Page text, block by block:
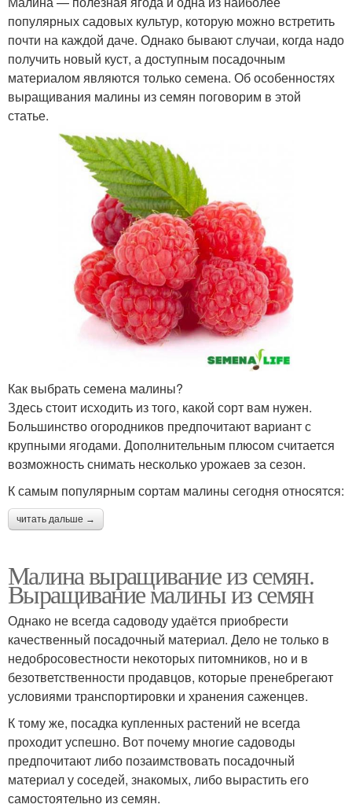
популярных садовых культур, которую можно встретить
почти на каждой даче. Однако бывают случаи, когда надо
получить новый куст, а доступным посадочным
материалом являются только семена. Об особенностях
выращивания малины из семян поговорим в этой
статье.
Как выбрать семена малины?
Здесь стоит исходить из того, какой сорт вам нужен.
Большинство огородников предпочитают вариант с
крупными ягодами. Дополнительным плюсом считается
возможность снимать несколько урожаев за сезон.
К самым популярным сортам малины сегодня относятся:
читать дальше →
Малина выращивание из семян.
Выращивание малины из семян
Однако не всегда садоводу удаётся приобрести
качественный посадочный материал. Дело не только в
недобросовестности некоторых питомников, но и в
безответственности продавцов, которые пренебрегают
условиями транспортировки и хранения саженцев.
К тому же, посадка купленных растений не всегда
проходит успешно. Вот почему многие садоводы
предпочитают либо позаимствовать посадочный
материал у соседей, знакомых, либо вырастить его
самостоятельно из семян.